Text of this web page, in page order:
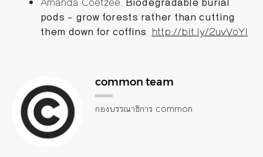
pods – grow forests rather than cutting
them down for coffins. http://bit.ly/2uvVoYl
common team
กองบรรณาธิการ common